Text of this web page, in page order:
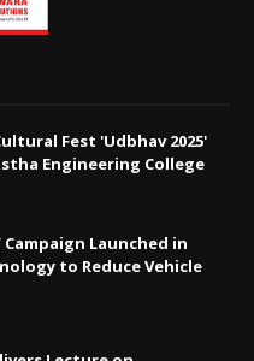
Fest 'Udbhav 2025'
Engineering College
Campaign Launched in
to Reduce Vehicle